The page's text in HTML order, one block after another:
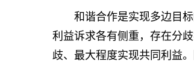
和谐合作是实现多边目标
利益诉求各有侧重，存在分
歧、最大程度实现共同利益